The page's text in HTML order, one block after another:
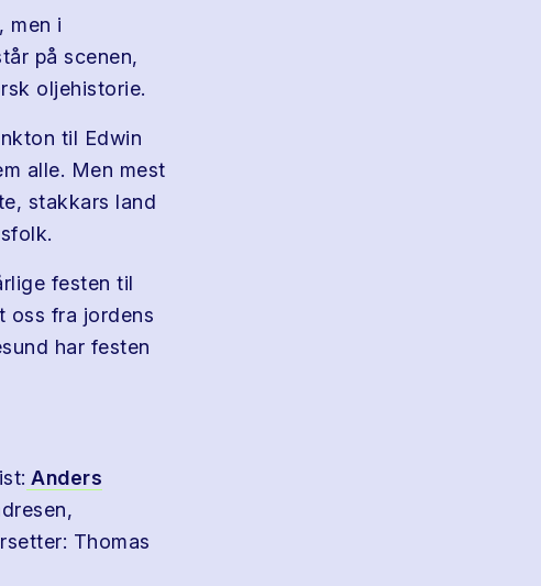
men i
på scenen,
oljehistorie.
til Edwin
alle. Men mest
stakkars land
festen til
oss fra jordens
har festen
Anders
Thomas